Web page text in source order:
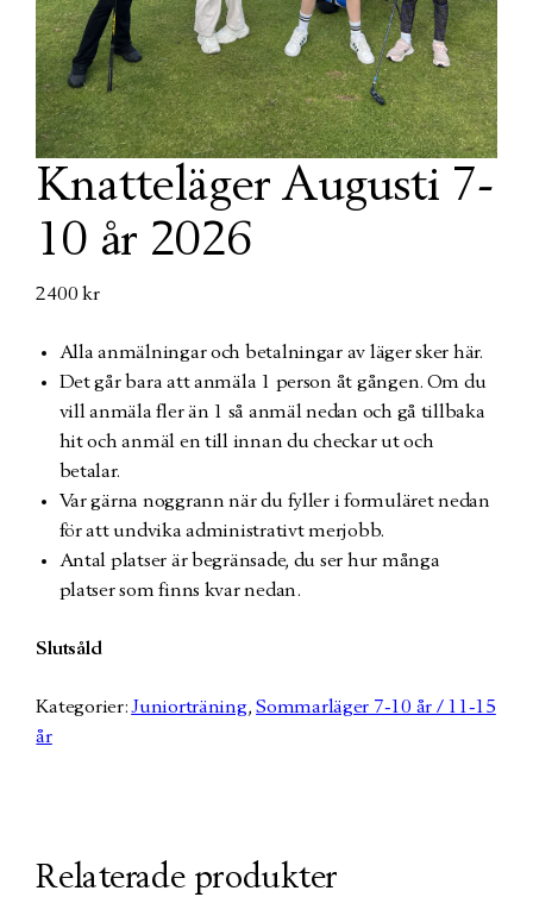
Knatteläger Augusti 7-
10 år 2026
2400kr
Alla anmälningar och betalningar av läger sker här.
Det går bara att anmäla 1 person åt gången. Om du
vill anmäla fler än 1 så anmäl nedan och gå tillbaka
hit och anmäl en till innan du checkar ut och
betalar.
Var gärna noggrann när du fyller i formuläret nedan
för att undvika administrativt merjobb.
Antal platser är begränsade, du ser hur många
platser som finns kvar nedan.
Slutsåld
Kategorier:Juniorträning,Sommarläger 7-10 år / 11-15
år
Relaterade produkter